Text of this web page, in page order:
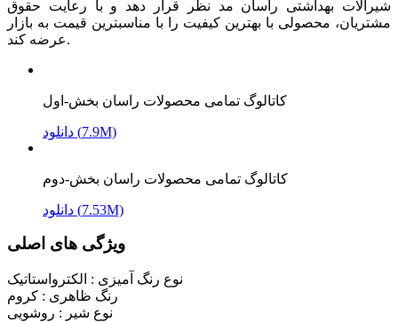
شیرالات بهداشتی راسان مد نظر قرار دهد و با رعایت حقوق
مشتریان، محصولی با بهترین کیفیت را با مناسبترین قیمت به بازار
عرضه کند.
کاتالوگ تمامی محصولات راسان بخش-اول
دانلود (7.9M)
کاتالوگ تمامی محصولات راسان بخش-دوم
دانلود (7.53M)
ویژگی های اصلی
نوع رنگ آمیزی : الکترواستاتیک
رنگ ظاهری : کروم
نوع شیر : روشویی